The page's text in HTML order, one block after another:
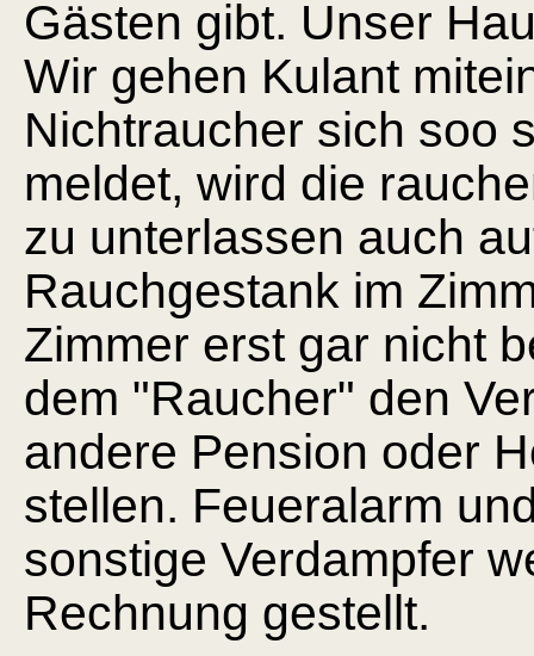
Gästen gibt. Unser
Wir gehen Kulant
Nichtraucher sich soo
meldet, wird die
zu unterlassen auch
Rauchgestank im
Zimmer erst gar nicht
dem "Raucher" den
andere Pension oder
stellen. Feueralarm
sonstige Verdampfer
Rechnung gestellt.